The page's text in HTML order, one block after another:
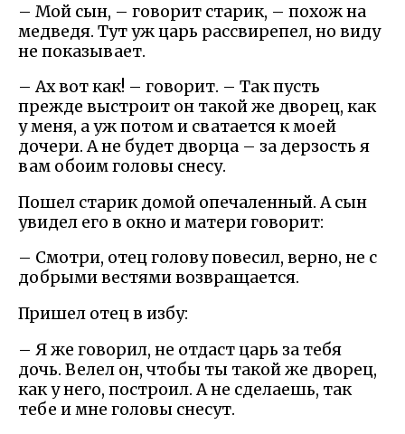
– Мой сын, – говорит старик, – похож на
медведя. Тут уж царь рассвирепел, но виду
не показывает.
– Ах вот как! – говорит. – Так пусть
прежде выстроит он такой же дворец, как
у меня, а уж потом и сватается к моей
дочери. А не будет дворца – за дерзость я
вам обоим головы снесу.
Пошел старик домой опечаленный. А сын
увидел его в окно и матери говорит:
– Смотри, отец голову повесил, верно, не с
добрыми вестями возвращается.
Пришел отец в избу:
– Я же говорил, не отдаст царь за тебя
дочь. Велел он, чтобы ты такой же дворец,
как у него, построил. А не сделаешь, так
тебе и мне головы снесут.